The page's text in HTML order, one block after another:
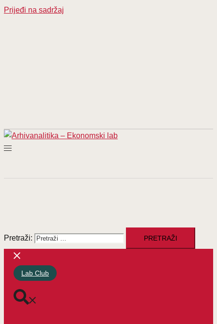
Prijeđi na sadržaj
Pretraži:
Lab Club